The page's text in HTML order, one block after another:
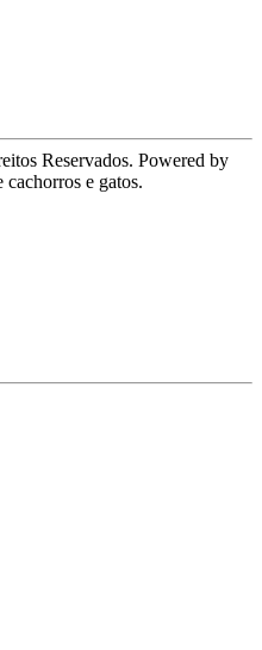
Reservados. Powered by
e gatos.